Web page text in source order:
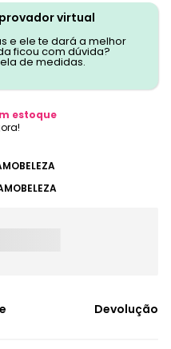
virtual
e ele te dará a melhor
ficou com dúvida?
de medidas.
estoque
Devolução